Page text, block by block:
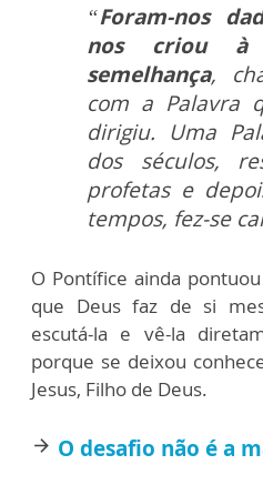
“Foram-nos
nos criou à
semelhança,
com a Palavra
dirigiu. Uma
dos séculos,
profetas e
tempos, fez-se
O Pontífice ainda
que Deus faz de si
escutá-la e vê-la
porque se deixou
Jesus, Filho de Deus.
arrow_forward O desafio não é a